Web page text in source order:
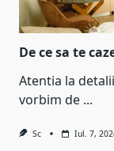
De ce sa te
Atentia la
vorbim de ...
Sc Iul. 7,